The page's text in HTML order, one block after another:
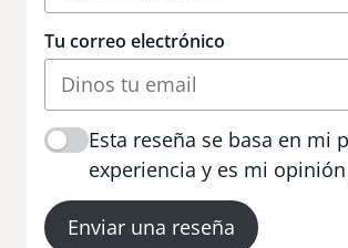
Tu correo electrónico
Esta reseña se basa en mi
experiencia y es mi
Enviar una reseña